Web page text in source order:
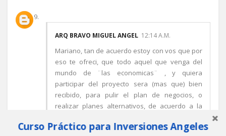
ARQ BRAVO MIGUEL ANGEL 12:14 A.M.
Mariano, tan de acuerdo estoy con vos que por
eso te ofreci, que todo aquel que venga del
mundo de ¨las economicas¨ , y quiera
participar del proyecto sera (mas que) bien
recibido, para pulir el plan de negocios, o
realizar planes alternativos, de acuerdo a la
del dinero que consigamos en cada etapa).
Curso Práctico para Inversiones Angeles